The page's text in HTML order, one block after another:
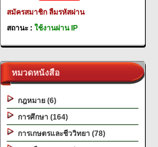
สมัครสมาชิก ลืมรหัสผ่าน
สถานะ : ใช้งานผ่าน IP
หมวดหนังสือ
กฎหมาย (6)
การศึกษา (164)
การเกษตรและชีววิทยา (78)